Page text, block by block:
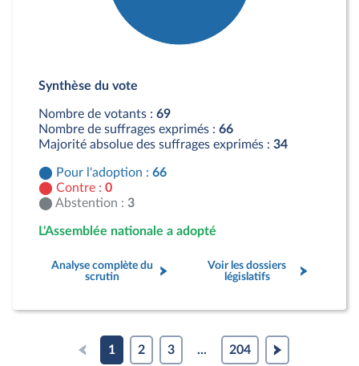
Abstention : 3 députés
Synthèse du vote
Nombre de votants : 69
Nombre de suffrages exprimés : 66
Majorité absolue des suffrages exprimés : 34
Pour l'adoption : 66
Contre : 0
Abstention : 3
L'Assemblée nationale a adopté
Analyse complète du
scrutin
Voir les dossiers
législatifs
1 2 3 ... 204